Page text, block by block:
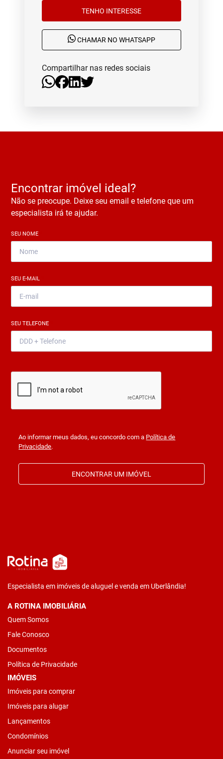
TENHO INTERESSE
CHAMAR NO WHATSAPP
Compartilhar nas redes sociais
Encontrar imóvel ideal?
Não se preocupe. Deixe seu email e telefone que um
especialista irá te ajudar.
SEU NOME
SEU E-MAIL
SEU TELEFONE
Ao informar meus dados, eu concordo com a Política de
Privacidade.
ENCONTRAR UM IMÓVEL
Especialista em imóveis de aluguel e venda em Uberlândia!
A ROTINA IMOBILIÁRIA
Quem Somos
Fale Conosco
Documentos
Política de Privacidade
IMÓVEIS
Imóveis para comprar
Imóveis para alugar
Lançamentos
Condomínios
Anunciar seu imóvel